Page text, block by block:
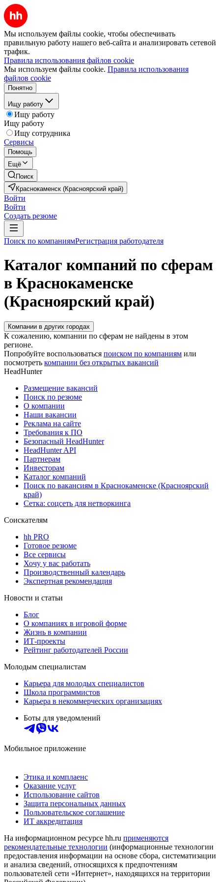
Мы используем файлы cookie, чтобы обеспечивать
правильную работу нашего веб-сайта и анализировать сетевой
трафик.
Правила использования файлов cookie
Мы используем файлы cookie. Правила использования
файлов cookie
Понятно
Ищу работу
Ищу работу
Ищу работу
Ищу сотрудника
Сервисы
Помощь
Ещё
Поиск
Краснокаменск (Красноярский край)
Войти
Войти
Создать резюме
Поиск по компаниямРегистрация работодателя
Каталог компаний по сферам
в Краснокаменске
(Красноярский край)
Компании в других городах
К сожалению, компании по сферам не найдены в этом
регионе.
Попробуйте воспользоваться поиском по компаниям или
посмотреть компании без открытых вакансий
HeadHunter
Размещение вакансий
Поиск по резюме
О компании
Наши вакансии
Реклама на сайте
Требования к ПО
Безопасный HeadHunter
HeadHunter API
Партнерам
Инвесторам
Каталог компаний
Поиск по вакансиям в Краснокаменске (Красноярский
край)
Сетка: соцсеть для нетворкинга
Соискателям
hh PRO
Готовое резюме
Все сервисы
Хочу у вас работать
Производственный календарь
Экспертная рекомендация
Новости и статьи
Блог
О компаниях в игровой форме
Жизнь в компании
ИТ-проекты
Рейтинг работодателей России
Молодым специалистам
Карьера для молодых специалистов
Школа программистов
Карьера в некоммерческих организациях
Боты для уведомлений
Мобильное приложение
Этика и комплаенс
Оказание услуг
Использование сайтов
Защита персональных данных
Пользовательское соглашение
ИТ аккредитация
На информационном ресурсе hh.ru применяются
рекомендательные технологии (информационные технологии
предоставления информации на основе сбора, систематизации
и анализа сведений, относящихся к предпочтениям
пользователей сети «Интернет», находящихся на территории